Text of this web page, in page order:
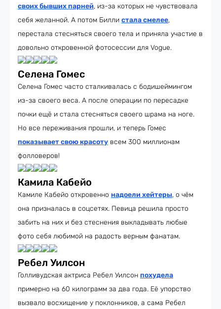
своих бывших парней, из-за которых не чувствовала
себя желанной. А потом Билли стала смелее,
перестала стесняться своего тела и приняла участие в
довольно откровенной фотосессии для Vogue.
Селена Гомес
Селена Гомес часто сталкивалась с бодишеймингом
из-за своего веса. А после операции по пересадке
почки ещё и стала стесняться своего шрама на ноге.
Но все переживания прошли, и теперь Гомес
показывает свою красоту всем 300 миллионам
фолловеров!
Камила Кабейо
Камиле Кабейо откровенно надоели хейтеры, о чём
она призналась в соцсетях. Певица решила просто
забить на них и без стеснения выкладывать любые
фото себя любимой на радость верным фанатам.
Ребел Уилсон
Голливудская актриса Ребел Уилсон похудела
примерно на 60 килограмм за два года. Её упорство
вызвало восхищение у поклонников, а сама Ребел